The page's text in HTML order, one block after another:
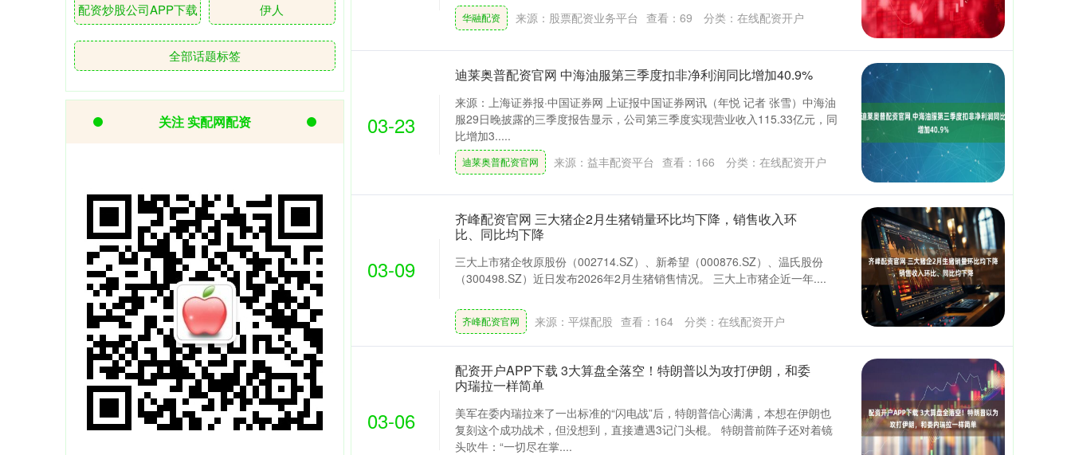
华融配资 来源：股票配资业务平台 查看： 69 分类： 在线配资开户
03-23
迪莱奥普配资官网 中海油服第三季度扣非净利润同比增加40.9%
来源：上海证券报·中国证券网 上证报中国证券网讯（年悦 记者 张雪）中海油
服29日晚披露的三季度报告显示，公司第三季度实现营业收入115.33亿元，同
比增加3.....
迪莱奥普配资官网 来源：益丰配资平台 查看： 166 分类： 在线配资开户
03-09
齐峰配资官网 三大猪企2月生猪销量环比均下降，销售收入环
比、同比均下降
三大上市猪企牧原股份（002714.SZ）、新希望（000876.SZ）、温氏股份
（300498.SZ）近日发布2026年2月生猪销售情况。 三大上市猪企近一年....
齐峰配资官网 来源：平煤配股 查看： 164 分类： 在线配资开户
03-06
配资开户APP下载 3大算盘全落空！特朗普以为攻打伊朗，和委
内瑞拉一样简单
美军在委内瑞拉来了一出标准的“闪电战”后，特朗普信心满满，本想在伊朗也
复刻这个成功战术，但没想到，直接遭遇3记门头棍。 特朗普前阵子还对着镜
头吹牛：“一切尽在掌....
配资炒股公司APP下载 伊人
全部话题标签
关注 实配网配资